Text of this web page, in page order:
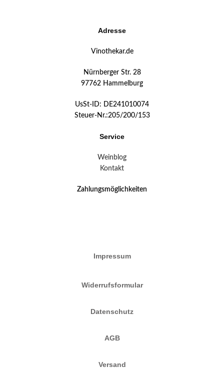
Adresse
Vinothekar.de
Nürnberger Str. 28
97762 Hammelburg
UsSt-ID: DE241010074
Steuer-Nr.:205/200/153
Service
Weinblog
Kontakt
Zahlungsmöglichkeiten
Impressum
Widerrufsformular
Datenschutz
AGB
Versand